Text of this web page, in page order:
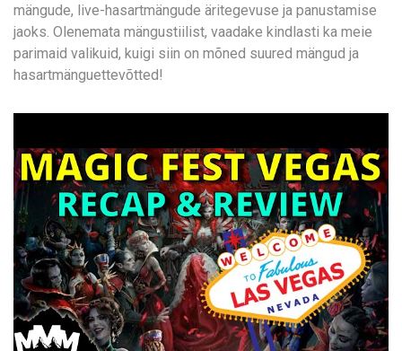
mängude, live-hasartmängude äritegevuse ja panustamise
jaoks. Olenemata mängustiilist, vaadake kindlasti ka meie
parimaid valikuid, kuigi siin on mõned suured mängud ja
hasartmänguettevõtted!